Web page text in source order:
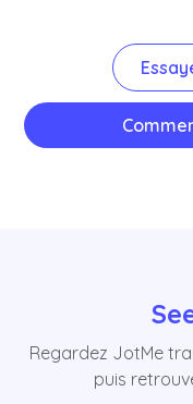
Regardez JotMe
puis